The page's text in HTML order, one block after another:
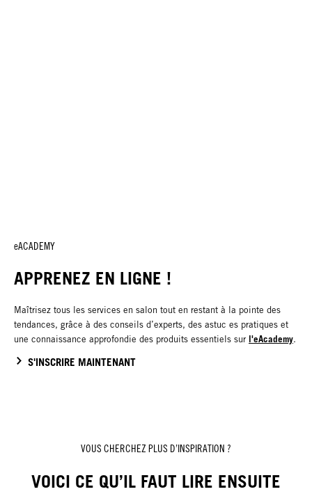
eACADEMY
APPRENEZ EN LIGNE !
Maîtrisez tous les services en salon tout en restant à la pointe des
tendances, grâce à des conseils d’experts, des astuc es pratiques et
une connaissance approfondie des produits essentiels sur l'eAcademy.
S'INSCRIRE MAINTENANT
VOUS CHERCHEZ PLUS D’INSPIRATION ?
VOICI CE QU’IL FAUT LIRE ENSUITE